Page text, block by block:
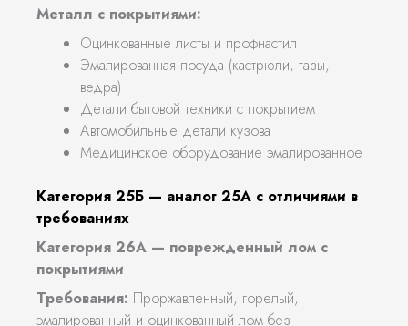
Металл с покрытиями:
Оцинкованные листы и профнастил
Эмалированная посуда (кастрюли, тазы,
ведра)
Детали бытовой техники с покрытием
Автомобильные детали кузова
Медицинское оборудование эмалированное
Категория 25Б — аналог 25А с отличиями в
требованиях
Категория 26А — поврежденный лом с
покрытиями
Требования: Проржавленный, горелый,
эмалированный и оцинкованный лом без